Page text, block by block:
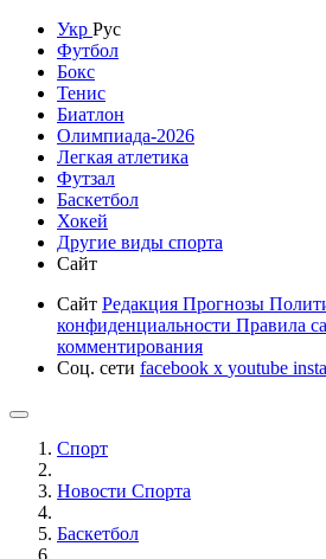
Укр Рус
Футбол
Бокс
Тенис
Биатлон
Олимпиада-2026
Легкая атлетика
Футзал
Баскетбол
Хокей
Другие виды спорта
Сайт
Сайт Редакция Прогнозы
конфиденциальности Правила
комментирования
Соц. сети facebook x youtube
Спорт
Новости Cпорта
Баскетбол